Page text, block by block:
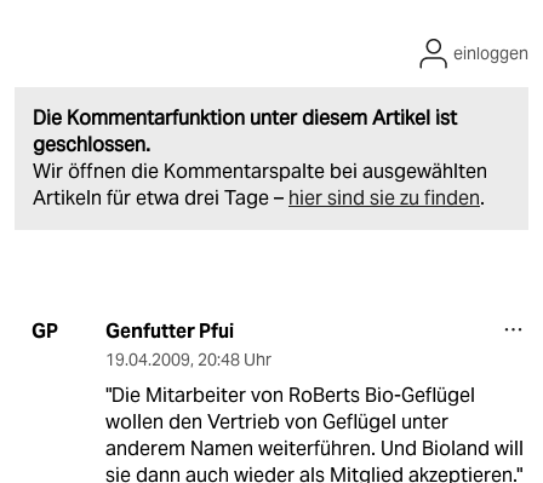
Die Kommentarfunktion unter diesem Artikel ist
geschlossen.
Wir öffnen die Kommentarspalte bei ausgewählten
Artikeln für etwa drei Tage – hier sind sie zu finden.
einloggen
GP Genfutter Pfui
19.04.2009, 20:48 Uhr
"Die Mitarbeiter von RoBerts Bio-Geflügel
wollen den Vertrieb von Geflügel unter
anderem Namen weiterführen. Und Bioland will
sie dann auch wieder als Mitglied akzeptieren."